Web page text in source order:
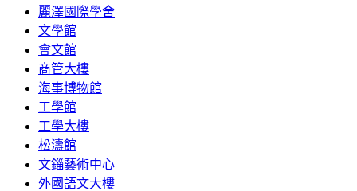
麗澤國際學舍
文學館
會文館
商管大樓
海事博物館
工學館
工學大樓
松濤館
文錙藝術中心
外國語文大樓